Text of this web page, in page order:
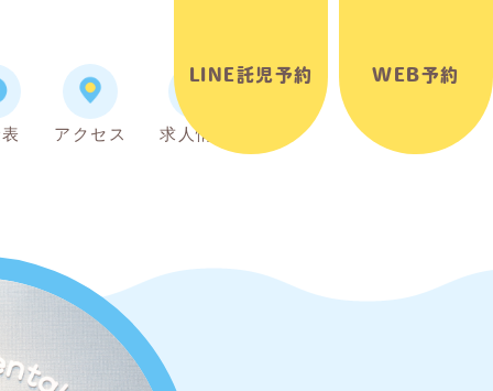
アクセス 求人情報
LINE託児予約 WEB予約